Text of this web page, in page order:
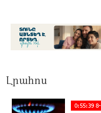
Լրահոս
0:55:39